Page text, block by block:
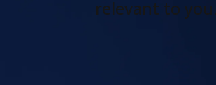
relevant to you.